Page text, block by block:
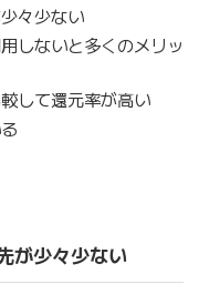
々少ない
しないと多くのメリッ
して還元率が高い
が少々少ない